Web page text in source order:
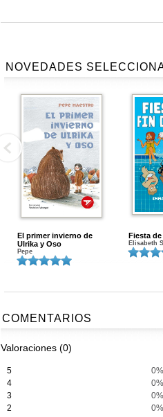
NOVEDADES
El primer invierno de
Ulrika y Oso
Pepe
Fiesta
Elisabeth
COMENTARIOS
Valoraciones (0)
5
0%
4
0%
3
0%
2
0%